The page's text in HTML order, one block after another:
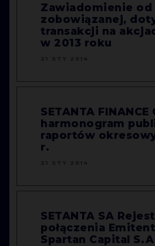
Zawiadomienie od
zobowiązanej,
transakcji na
w 2013 roku
SETANTA FINANCE
harmonogram
raportów
r.
SETANTA SA
połączenia
Spartan Capital